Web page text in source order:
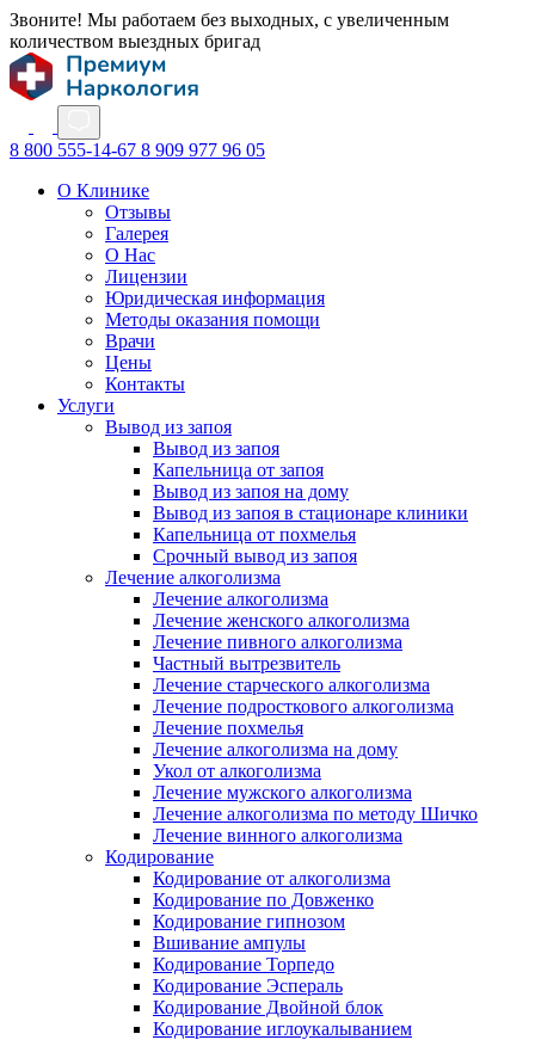
Звоните! Мы работаем без выходных, с увеличенным
количеством выездных бригад
8 800 555-14-67 8 909 977 96 05
О Клинике
Отзывы
Галерея
О Нас
Лицензии
Юридическая информация
Методы оказания помощи
Врачи
Цены
Контакты
Услуги
Вывод из запоя
Вывод из запоя
Капельница от запоя
Вывод из запоя на дому
Вывод из запоя в стационаре клиники
Капельница от похмелья
Срочный вывод из запоя
Лечение алкоголизма
Лечение алкоголизма
Лечение женского алкоголизма
Лечение пивного алкоголизма
Частный вытрезвитель
Лечение старческого алкоголизма
Лечение подросткового алкоголизма
Лечение похмелья
Лечение алкоголизма на дому
Укол от алкоголизма
Лечение мужского алкоголизма
Лечение алкоголизма по методу Шичко
Лечение винного алкоголизма
Кодирование
Кодирование от алкоголизма
Кодирование по Довженко
Кодирование гипнозом
Вшивание ампулы
Кодирование Торпедо
Кодирование Эспераль
Кодирование Двойной блок
Кодирование иглоукалыванием